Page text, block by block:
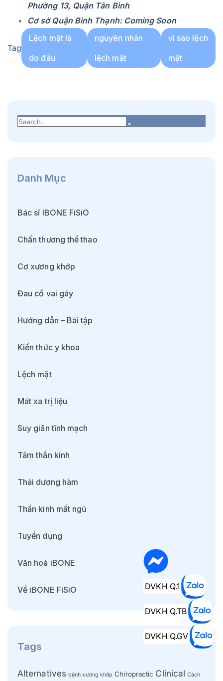
Phường 13, Quận Tân Bình
Cơ sở Quận Bình Thạnh: Coming Soon
Tag
Lệch mặt là
do đâu
nguyên nhân
lệch mặt
vì sao lệch
mặt
Danh Mục
Bác sĩ IBONE FiSiO
Chấn thương thể thao
Cơ xương khớp
Đau cổ vai gáy
Hướng dẫn – Bài tập
Kiến thức y khoa
Lệch mặt
Mát xa trị liệu
Suy giãn tĩnh mạch
Tâm thần kinh
Thái dương hàm
Thần kinh mất ngủ
Tuyển dụng
Văn hoá iBONE
Về iBONE FiSiO
Tags
Alternatives bệnh xương khớp Chiropractic Clinical Cách
DVKH Q.1
DVKH Q.TB
DVKH Q.GV